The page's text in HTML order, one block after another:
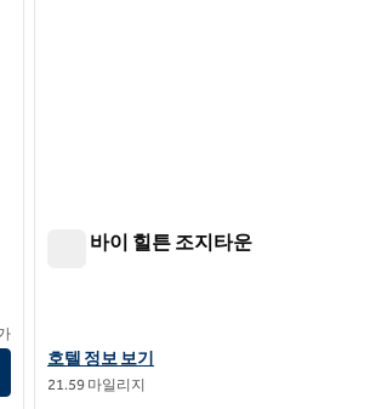
트루 바이 힐튼 조지타운
트루 바이 힐튼 Georgetown의 호텔 정보 보기
호텔 정보 보기
21.59 마일리지